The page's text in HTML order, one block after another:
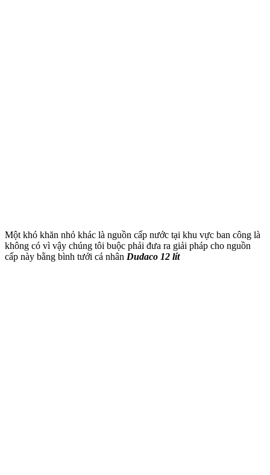
Một khó khăn nhỏ khác là nguồn cấp nước tại khu vực ban công là
không có vì vậy chúng tôi buộc phải đưa ra giải pháp cho nguồn
cấp này bằng bình tưới cá nhân Dudaco 12 lít